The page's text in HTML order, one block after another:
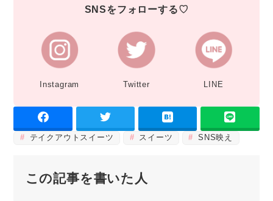
SNSをフォローする♡
Instagram Twitter LINE
テイクアウトスイーツ スイーツ SNS映え
この記事を書いた人